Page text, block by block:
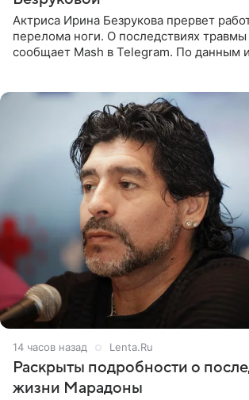
Актриса Ирина Безрукова прервет
перелома ноги. О последствиях травмы
сообщает Mash в Telegram. По данным
14 часов назад Lenta.Ru
Раскрыты подробности о
жизни Марадоны